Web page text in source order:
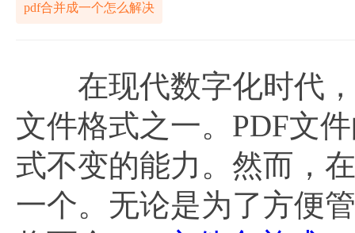
pdf合并成一个怎么解决
在现代数字化时代，
文件格式之一。PDF文
式不变的能力。然而，
一个。无论是为了方便